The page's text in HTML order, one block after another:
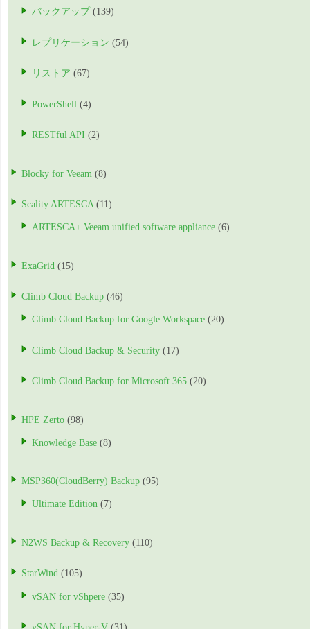
バックアップ (139)
レプリケーション (54)
リストア (67)
PowerShell (4)
RESTful API (2)
Blocky for Veeam (8)
Scality ARTESCA (11)
ARTESCA+ Veeam unified software appliance (6)
ExaGrid (15)
Climb Cloud Backup (46)
Climb Cloud Backup for Google Workspace (20)
Climb Cloud Backup & Security (17)
Climb Cloud Backup for Microsoft 365 (20)
HPE Zerto (98)
Knowledge Base (8)
MSP360(CloudBerry) Backup (95)
Ultimate Edition (7)
N2WS Backup & Recovery (110)
StarWind (105)
vSAN for vShpere (35)